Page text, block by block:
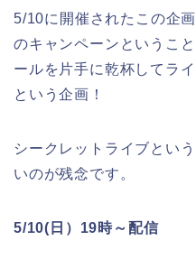
5/10に開催されたこの企
のキャンペーンというこ
ールを片手に乾杯してラ
という企画！
シークレットライブとい
いのが残念です。
5/10(日）19時～配信